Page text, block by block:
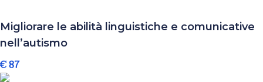
Migliorare le abilità linguistiche e comunicative
nell’autismo
€ 87